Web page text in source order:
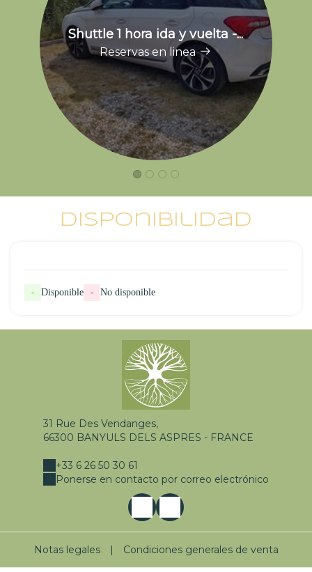
Shuttle 1 hora ida y vuelta -...
Reservas en linea
Disponibilidad
- Disponible - No disponible
31 Rue Des Vendanges,
66300 BANYULS DELS ASPRES - FRANCE
+33 6 26 50 30 61
Ponerse en contacto por correo electrónico
Notas legales | Condiciones generales de venta